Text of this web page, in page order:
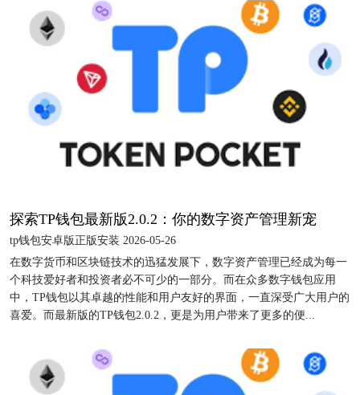
探索TP钱包最新版2.0.2：你的数字资产管理新宠
tp钱包安卓版正版安装 2026-05-26
在数字货币和区块链技术的迅猛发展下，数字资产管理已经成为每一
个科技爱好者和投资者必不可少的一部分。而在众多数字钱包应用
中，TP钱包以其卓越的性能和用户友好的界面，一直深受广大用户的
喜爱。而最新版的TP钱包2.0.2，更是为用户带来了更多的便...